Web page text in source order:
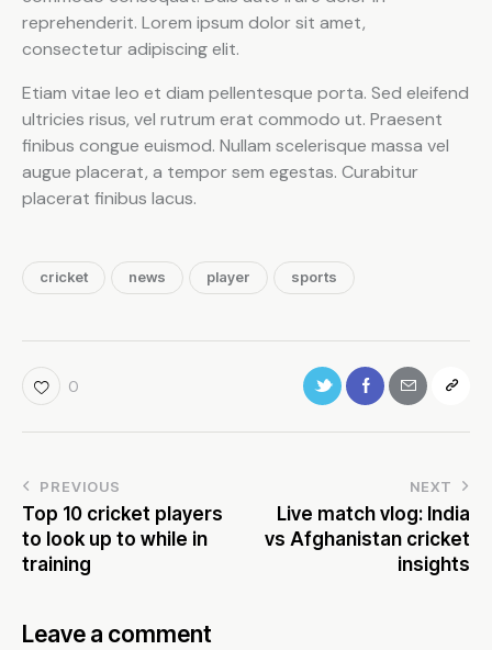
reprehenderit. Lorem ipsum dolor sit amet,
consectetur adipiscing elit.
Etiam vitae leo et diam pellentesque porta. Sed eleifend
ultricies risus, vel rutrum erat commodo ut. Praesent
finibus congue euismod. Nullam scelerisque massa vel
augue placerat, a tempor sem egestas. Curabitur
placerat finibus lacus.
cricket news player sports
0
PREVIOUS
Top 10 cricket players
to look up to while in
training
NEXT
Live match vlog: India
vs Afghanistan cricket
insights
Leave a comment